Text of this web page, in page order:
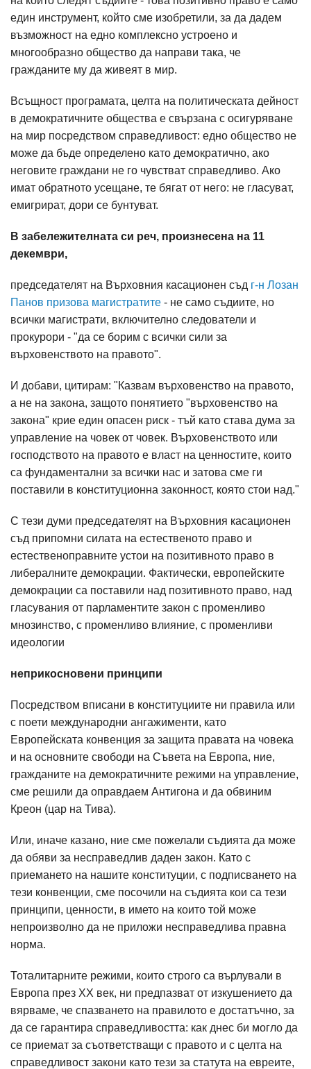
един инструмент, който сме изобретили, за да дадем
възможност на едно комплексно устроено и
многообразно общество да направи така, че
гражданите му да живеят в мир.
Всъщност програмата, целта на политическата дейност
в демократичните общества е свързана с осигуряване
на мир посредством справедливост: едно общество не
може да бъде определено като демократично, ако
неговите граждани не го чувстват справедливо. Ако
имат обратното усещане, те бягат от него: не гласуват,
емигрират, дори се бунтуват.
В забележителната си реч, произнесена на 11
декември,
председателят на Върховния касационен съд г-н Лозан
Панов призова магистратите - не само съдиите, но
всички магистрати, включително следователи и
прокурори - "да се борим с всички сили за
върховенството на правото".
И добави, цитирам: "Казвам върховенство на правото,
а не на закона, защото понятието "върховенство на
закона" крие един опасен риск - тъй като става дума за
управление на човек от човек. Върховенството или
господството на правото е власт на ценностите, които
са фундаментални за всички нас и затова сме ги
поставили в конституционна законност, която стои над."
С тези думи председателят на Върховния касационен
съд припомни силата на естественото право и
естественоправните устои на позитивното право в
либералните демокрации. Фактически, европейските
демокрации са поставили над позитивното право, над
гласувания от парламентите закон с променливо
мнозинство, с променливо влияние, с променливи
идеологии
неприкосновени принципи
Посредством вписани в конституциите ни правила или
с поети международни ангажименти, като
Европейската конвенция за защита правата на човека
и на основните свободи на Съвета на Европа, ние,
гражданите на демократичните режими на управление,
сме решили да оправдаем Антигона и да обвиним
Креон (цар на Тива).
Или, иначе казано, ние сме пожелали съдията да може
да обяви за несправедлив даден закон. Като с
приемането на нашите конституции, с подписването на
тези конвенции, сме посочили на съдията кои са тези
принципи, ценности, в името на които той може
непроизволно да не приложи несправедлива правна
норма.
Тоталитарните режими, които строго са върлували в
Европа през ХХ век, ни предпазват от изкушението да
вярваме, че спазването на правилото е достатъчно, за
да се гарантира справедливостта: как днес би могло да
се приемат за съответстващи с правото и с целта на
справедливост закони като тези за статута на евреите,